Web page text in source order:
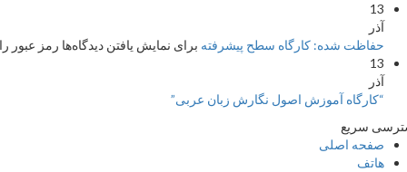
13
آذر
حفاظت شده: کارگاه سطح پیشرفته برای نمایش یافتن دیدگاه‌ها رمز عبور
13
آذر
“کارگاه آموزش اصول نگارش زبان عربی”
سریع
صفحه اصلی
هاتف